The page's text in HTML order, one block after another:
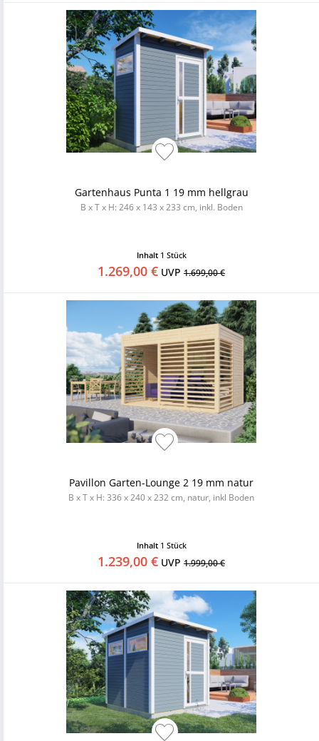
Gartenhaus Punta 1 19 mm hellgrau
B x T x H: 246 x 143 x 233 cm, inkl. Boden
Inhalt 1 Stück
1.269,00 € UVP 1.699,00 €
Pavillon Garten-Lounge 2 19 mm natur
B x T x H: 336 x 240 x 232 cm, natur, inkl Boden
Inhalt 1 Stück
1.239,00 € UVP 1.999,00 €